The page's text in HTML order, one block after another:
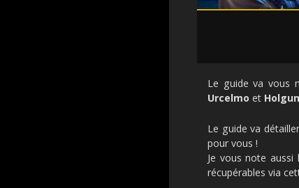
Le guide va vous
Urcelmo et
Le guide va
pour vous !
Je vous note
récupérables via